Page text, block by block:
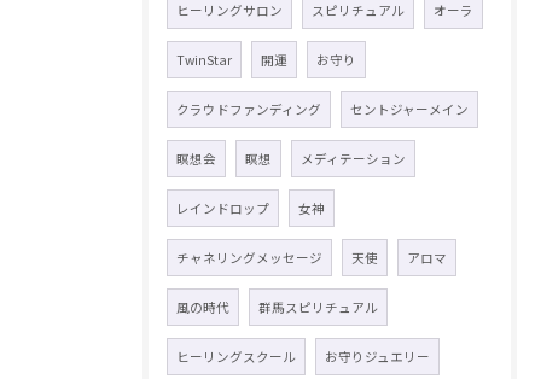
ヒーリングサロン スピリチュアル オーラ
TwinStar 開運 お守り
クラウドファンディング セントジャーメイン
瞑想会 瞑想 メディテーション
レインドロップ 女神
チャネリングメッセージ 天使 アロマ
風の時代 群馬スピリチュアル
ヒーリングスクール お守りジュエリー